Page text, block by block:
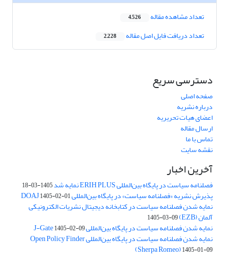
تعداد مشاهده مقاله 4,526
تعداد دریافت فایل اصل مقاله 2,228
دسترسی سریع
صفحه اصلی
درباره نشریه
اعضای هیات تحریریه
ارسال مقاله
تماس با ما
نقشه سایت
آخرین اخبار
فصلنامه سیاست در پایگاه بین‌المللی ERIH PLUS نمایه شد 1405-03-18
پذیرش نشریه «فصلنامه سیاست» در پایگاه بین‌المللی DOAJ1405-02-01
نمایه شدن فصلنامه سیاست در کتابخانه دیجیتال نشریات الکترونیکی
آلمان (EZB) 1405-03-09
نمایه شدن فصلنامه سیاست در پایگاه بین‌المللی J-Gate1405-02-09
نمایه شدن فصلنامه سیاست در پایگاه بین‌المللی Open Policy Finder
(Sherpa Romeo)1405-01-09